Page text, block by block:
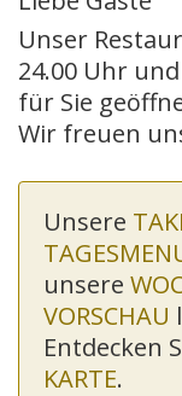
Unser
24.00 Uhr
für Sie
Wir freuen
Unsere
unsere
VORSCHAU
Entdecken
KARTE.